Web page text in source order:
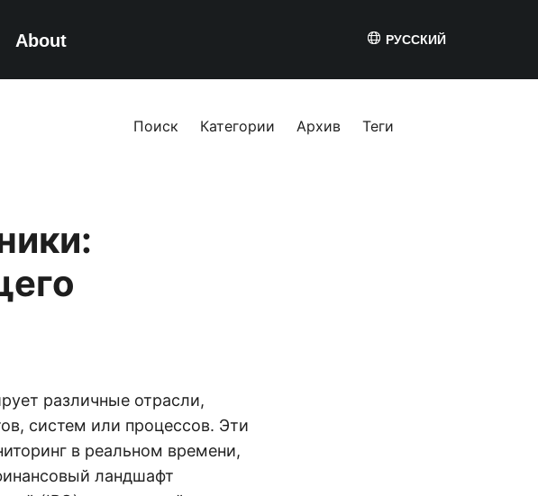
About РУССКИЙ
Поиск Категории Архив Теги
различные отрасли,
систем или процессов. Эти
в реальном времени,
ландшафт